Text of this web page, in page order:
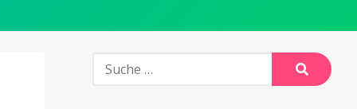
Suche
Suche